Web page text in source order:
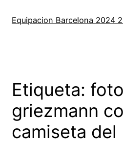
Equipacion Barcelona 2024
Etiqueta:
griezmann
camiseta del